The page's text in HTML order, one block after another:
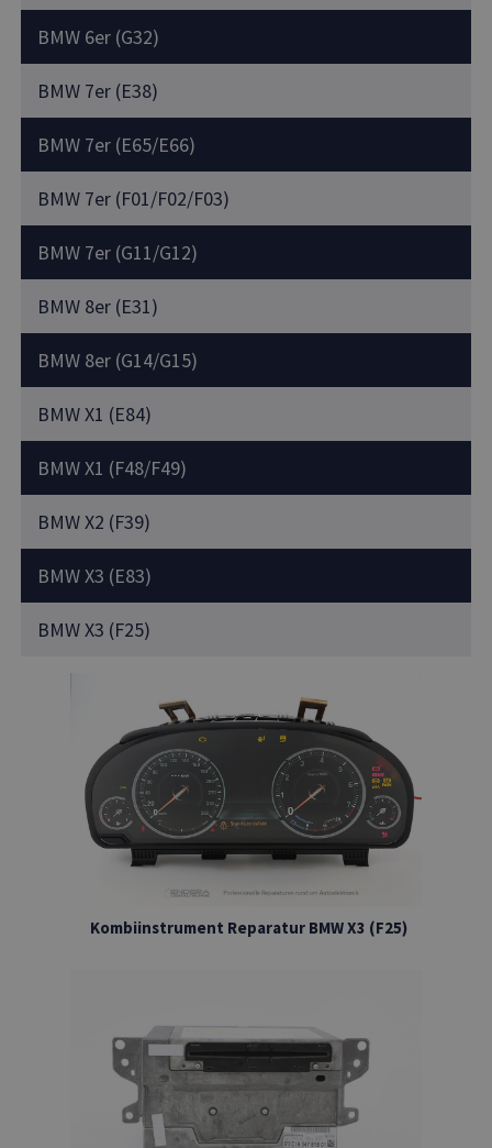
BMW 6er (G32)
BMW 7er (E38)
BMW 7er (E65/E66)
BMW 7er (F01/F02/F03)
BMW 7er (G11/G12)
BMW 8er (E31)
BMW 8er (G14/G15)
BMW X1 (E84)
BMW X1 (F48/F49)
BMW X2 (F39)
BMW X3 (E83)
BMW X3 (F25)
Kombiinstrument Reparatur BMW X3 (F25)